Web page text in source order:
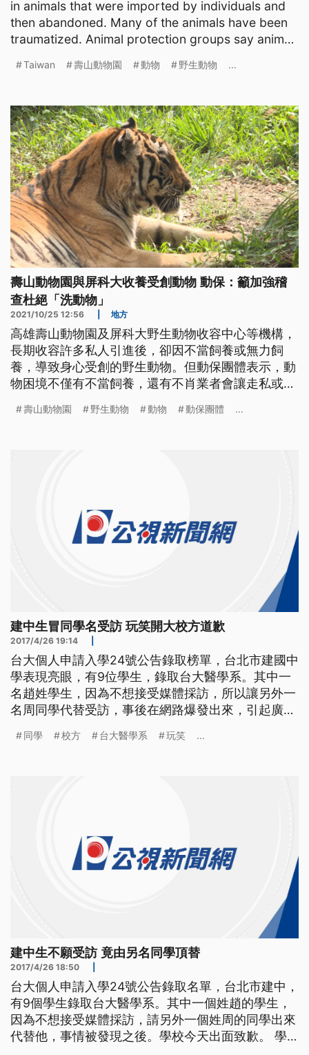
in animals that were imported by individuals and
then abandoned. Many of the animals have been
traumatized. Animal protection groups say animal
Taiwan 壽山動物園 動物 野生動物 ...
壽山動物園與屏科大收養受創動物 動保：籲加強稽
查杜絕「洗動物」
2021/10/25 12:56 地方
高雄壽山動物園及屏科大野生動物收容中心等機構，
長期收容許多私人引進後，卻因不當飼養或無力飼
養，導致身心受創的野生動物。但動保團體表示，動
物困境不僅有不當飼養，還有不肖業者會讓走私或非
物，俗稱洗動物，呼籲主管機關能加強稽查，別讓不
壽山動物園 野生動物 動物 動保團體 ...
建中生冒同學名受訪 玩笑開大校方道歉
2017/4/26 19:14
台大個人申請入學24號公告錄取榜單，台北市建國中
學表現亮眼，有9位學生，錄取台大醫學系。其中一
名趙姓學生，因為不想接受媒體採訪，所以讓另外一
名周同學代替受訪，事後在網路爆發出來，引起廣泛
悔，未來也將加強行政作業流程，避免再次發生類似
同學 校方 台大醫學系 玩笑 ...
建中生不願受訪 竟由另名同學頂替
2017/4/26 18:50
台大個人申請入學24號公告錄取名單，台北市建中，
有9個學生錄取台大醫學系。其中一個姓趙的學生，
因為不想接受媒體採訪，請另外一個姓周的同學出來
代替他，事情被發現之後。學校今天出面致歉。 學